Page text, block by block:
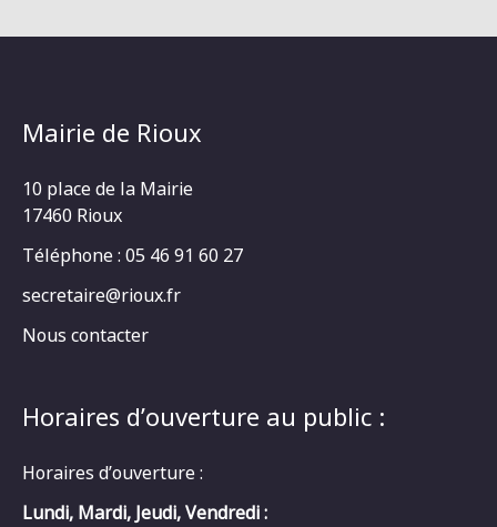
Mairie de Rioux
10 place de la Mairie
17460 Rioux
Téléphone : 05 46 91 60 27
secretaire@rioux.fr
Nous contacter
Horaires d’ouverture au public :
Horaires d’ouverture :
Lundi, Mardi, Jeudi, Vendredi :